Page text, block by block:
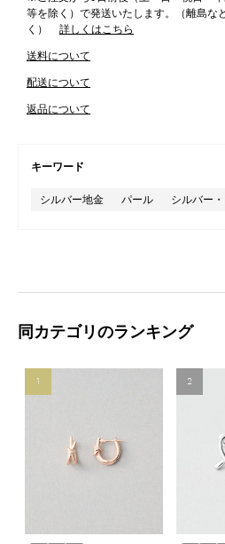
等を除く）で発送いたします。（離島な
く）
詳しくはこちら
送料について
配送について
返品について
キーワード
シルバー地金 パール シルバー
同カテゴリのランキング
1 2